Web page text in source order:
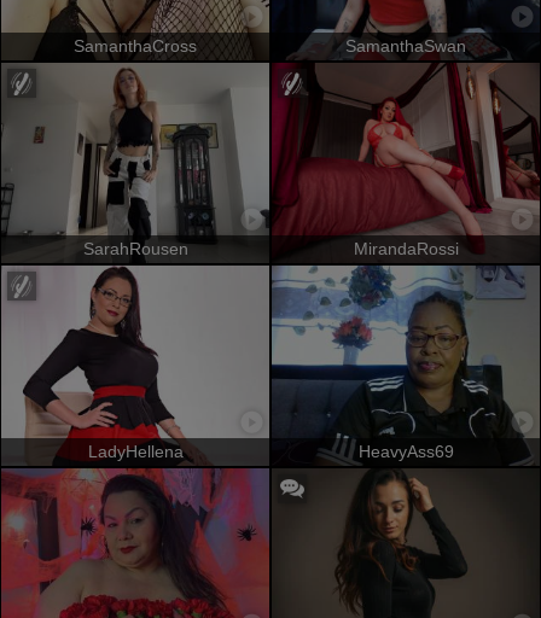
SamanthaCross SamanthaSwan
SarahRousen MirandaRossi
LadyHellena HeavyAss69